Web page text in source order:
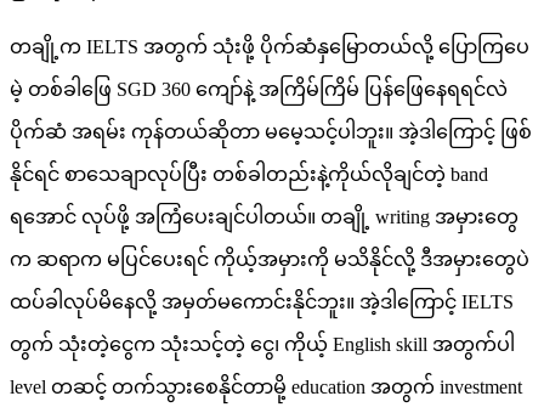
တချို့က IELTS အတွက် သုံးဖို့ ပိုက်ဆံနှမြောတယ်လို့ ပြောကြပေ
မဲ့ တစ်ခါဖြေ SGD 360 ကျော်နဲ့ အကြိမ်ကြိမ် ပြန်ဖြေနေရရင်လဲ
ပိုက်ဆံ အရမ်း ကုန်တယ်ဆိုတာ မမေ့သင့်ပါဘူး။ အဲ့ဒါကြောင့် ဖြစ်
နိုင်ရင် စာသေချာလုပ်ပြီး တစ်ခါတည်းနဲ့ကိုယ်လိုချင်တဲ့ band
ရအောင် လုပ်ဖို့ အကြံပေးချင်ပါတယ်။ တချို့ writing အမှားတွေ
က ဆရာက မပြင်ပေးရင် ကိုယ့်အမှားကို မသိနိုင်လို့ ဒီအမှားတွေပဲ
ထပ်ခါလုပ်မိနေလို့ အမှတ်မကောင်းနိုင်ဘူး။ အဲ့ဒါကြောင့် IELTS
တွက် သုံးတဲ့ငွေက သုံးသင့်တဲ့ ငွေ၊ ကိုယ့် English skill အတွက်ပါ
level တဆင့် တက်သွားစေနိုင်တာမို့ education အတွက် investment